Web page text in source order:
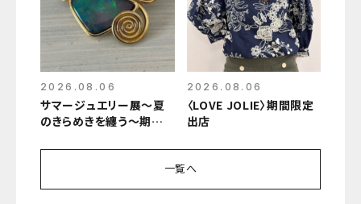
2026.08.06
サマージュエリー展～夏
のきらめきを纏う～期間
2026.08.06
〈LOVE JOLIE〉期間限定
出店
一覧へ